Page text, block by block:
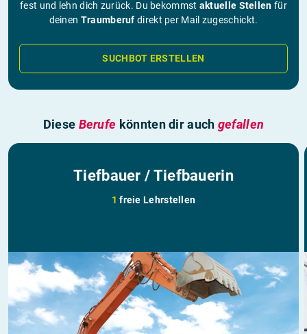
fest und lehn dich zurück. Du bekommst aktuelle Stellen für
deinen Traumberuf direkt per Mail zugeschickt.
SUCHBOT ERSTELLEN
Diese Berufe könnten dir auch gefallen
Tiefbauer / Tiefbauerin
1freie Lehrstellen